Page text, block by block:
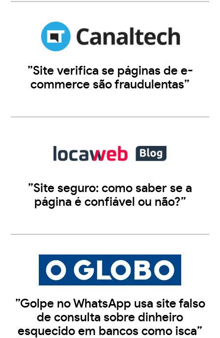
”Site verifica se páginas de e-
commerce são fraudulentas”
”Site seguro: como saber se a
página é confiável ou não?”
”Golpe no WhatsApp usa site falso
de consulta sobre dinheiro
esquecido em bancos como isca”